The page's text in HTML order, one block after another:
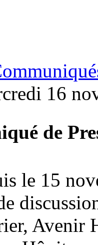
16
de
le 15
Avenir